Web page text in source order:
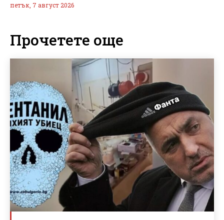
петък, 7 август 2026
Прочетете още